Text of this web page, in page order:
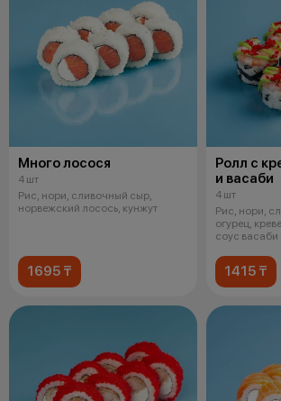
Много лосося
4 шт
Рис, нори, сливочный сыр,
норвежский лосось, кунжут
1695 ₸
Ролл с
и васаби
4 шт
Рис, нори,
огурец,
соус васаби
1415 ₸